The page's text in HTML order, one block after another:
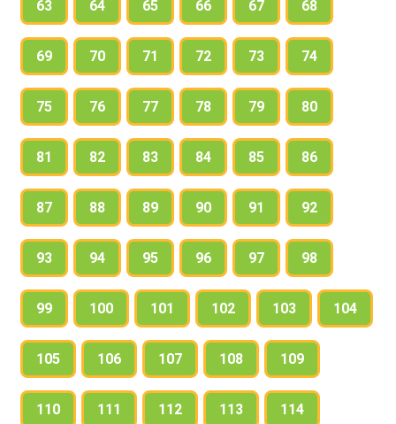
63 64 65 66 67 68
69 70 71 72 73 74
75 76 77 78 79 80
81 82 83 84 85 86
87 88 89 90 91 92
93 94 95 96 97 98
99 100 101 102 103 104
105 106 107 108 109
110 111 112 113 114